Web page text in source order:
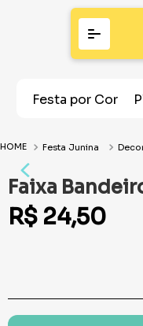
Festa por Cor
Festa Junina
Faixa
R$ 24,50